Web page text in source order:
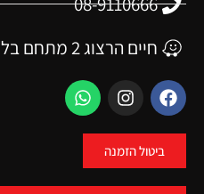
חיים הרצוג 2 מתחם בליליוס גדרה
ביטול הזמנה